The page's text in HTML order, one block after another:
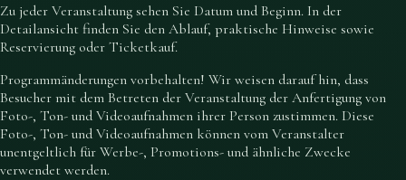
Zu jeder Veranstaltung sehen Sie Datum und Beginn. In der
Detailansicht finden Sie den Ablauf, praktische Hinweise sowie
Reservierung oder Ticketkauf.
Programmänderungen vorbehalten! Wir weisen darauf hin, dass
Besucher mit dem Betreten der Veranstaltung der Anfertigung von
Foto-, Ton- und Videoaufnahmen ihrer Person zustimmen. Diese
Foto-, Ton- und Videoaufnahmen können vom Veranstalter
unentgeltlich für Werbe-, Promotions- und ähnliche Zwecke
verwendet werden.